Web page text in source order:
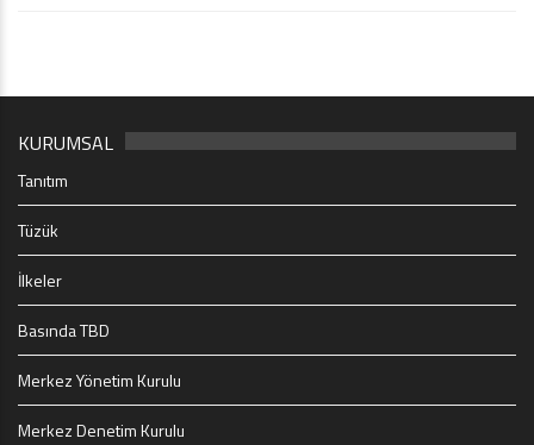
KURUMSAL
Tanıtım
Tüzük
İlkeler
Basında TBD
Merkez Yönetim Kurulu
Merkez Denetim Kurulu